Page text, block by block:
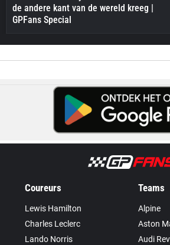
de andere kant van de wereld kreeg |
GPFans Special
Coureurs
Lewis Hamilton
Charles Leclerc
Lando Norris
Teams
Alpine
Aston
Audi